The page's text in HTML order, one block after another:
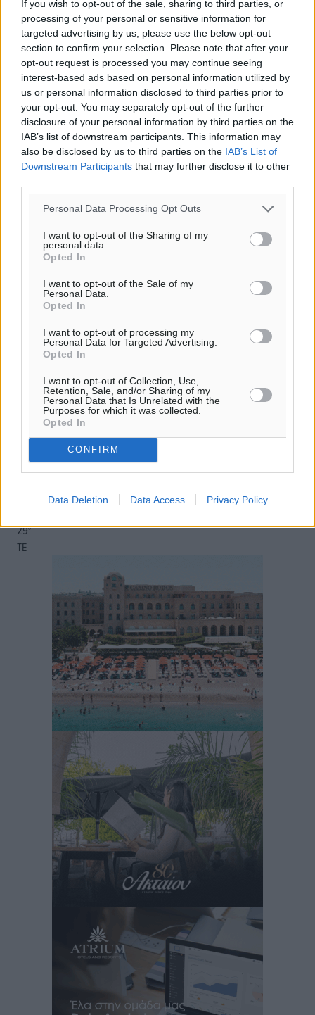
If you wish to opt-out of the sale, sharing to third parties, or
processing of your personal or sensitive information for
targeted advertising by us, please use the below opt-out
section to confirm your selection. Please note that after your
opt-out request is processed you may continue seeing
interest-based ads based on personal information utilized by
us or personal information disclosed to third parties prior to
your opt-out. You may separately opt-out of the further
disclosure of your personal information by third parties on the
IAB’s list of downstream participants. This information may
also be disclosed by us to third parties on the IAB’s List of
Downstream Participants that may further disclose it to other
Personal Data Processing Opt Outs
I want to opt-out of the Sharing of my
personal data.
Opted In
I want to opt-out of the Sale of my
Personal Data.
Opted In
I want to opt-out of processing my
Personal Data for Targeted Advertising.
Opted In
I want to opt-out of Collection, Use,
Retention, Sale, and/or Sharing of my
Personal Data that Is Unrelated with the
Purposes for which it was collected.
Opted In
CONFIRM
Data Deletion Data Access Privacy Policy
Υπενθύμιση:
Για την μερική αναπαραγωγή της είδησης από άλλες
ιστοσελίδες είναι απαραίτητη η χρήση του παρακάτω
παρεχόμενου συνδέσμου παραπομπής προς το άρθρο
της Δημοκρατικής.
o καιρός τώρα:
αίθριος καιρός
km/h
°
πρόγνωση:
°
29°
ΤΕ